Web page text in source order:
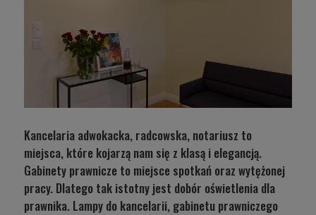
Kancelaria adwokacka, radcowska, notariusz to
miejsca, które kojarzą nam się z klasą i elegancją.
Gabinety prawnicze to miejsce spotkań oraz wytężonej
pracy. Dlatego tak istotny jest dobór oświetlenia dla
prawnika. Lampy do kancelarii, gabinetu prawniczego